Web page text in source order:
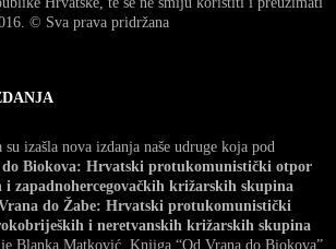
© Sva prava pridržana
izašla nova izdanja naše udruge koja pod
do Biokova: Hrvatski protukomunistički otpor
zapadnohercegovačkih križarskih skupina
do Žabe: Hrvatski protukomunistički
i neretvanskih križarskih skupina
Blanka Matković. Knjiga “Od Vrana do Biokova”